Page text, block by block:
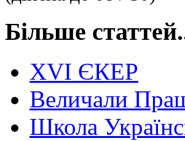
Більше
XVI ЄКЕР
Величали
Школа